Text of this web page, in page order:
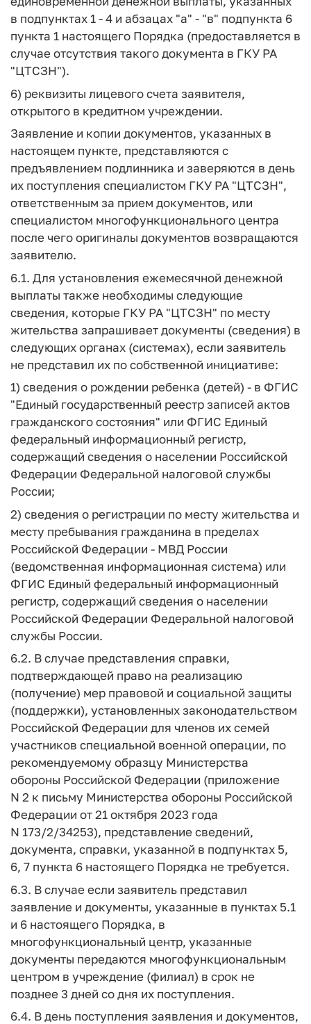
в подпунктах 1 - 4 и абзацах "а" - "в" подпункта 6
пункта 1 настоящего Порядка (предоставляется в
случае отсутствия такого документа в ГКУ РА
"ЦТСЗН").
6) реквизиты лицевого счета заявителя,
открытого в кредитном учреждении.
Заявление и копии документов, указанных в
настоящем пункте, представляются с
предъявлением подлинника и заверяются в день
их поступления специалистом ГКУ РА "ЦТСЗН",
ответственным за прием документов, или
специалистом многофункционального центра
после чего оригиналы документов возвращаются
заявителю.
6.1. Для установления ежемесячной денежной
выплаты также необходимы следующие
сведения, которые ГКУ РА "ЦТСЗН" по месту
жительства запрашивает документы (сведения) в
следующих органах (системах), если заявитель
не представил их по собственной инициативе:
1) сведения о рождении ребенка (детей) - в ФГИС
"Единый государственный реестр записей актов
гражданского состояния" или ФГИС Единый
федеральный информационный регистр,
содержащий сведения о населении Российской
Федерации Федеральной налоговой службы
России;
2) сведения о регистрации по месту жительства и
месту пребывания гражданина в пределах
Российской Федерации - МВД России
(ведомственная информационная система) или
ФГИС Единый федеральный информационный
регистр, содержащий сведения о населении
Российской Федерации Федеральной налоговой
службы России.
6.2. В случае представления справки,
подтверждающей право на реализацию
(получение) мер правовой и социальной защиты
(поддержки), установленных законодательством
Российской Федерации для членов их семей
участников специальной военной операции, по
рекомендуемому образцу Министерства
обороны Российской Федерации (приложение
N 2 к письму Министерства обороны Российской
Федерации от 21 октября 2023 года
N 173/2/34253), представление сведений,
документа, справки, указанной в подпунктах 5,
6, 7 пункта 6 настоящего Порядка не требуется.
6.3. В случае если заявитель представил
заявление и документы, указанные в пунктах 5.1
и 6 настоящего Порядка, в
многофункциональный центр, указанные
документы передаются многофункциональным
центром в учреждение (филиал) в срок не
позднее 3 дней со дня их поступления.
6.4. В день поступления заявления и документов,